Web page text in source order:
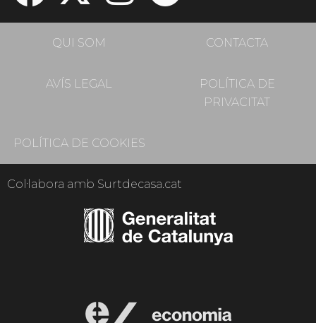
QUI SOM CONTACTA
AVÍS LEGAL
POLÍTICA DE
PRIVACITAT
POLÍTICA DE COOKIES
Col·labora amb Surtdecasa.cat